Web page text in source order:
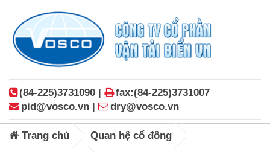
(84-225)3731090 |
fax:(84-225)3731007
pid@vosco.vn |
dry@vosco.vn
Trang chủ Quan hệ cổ đông